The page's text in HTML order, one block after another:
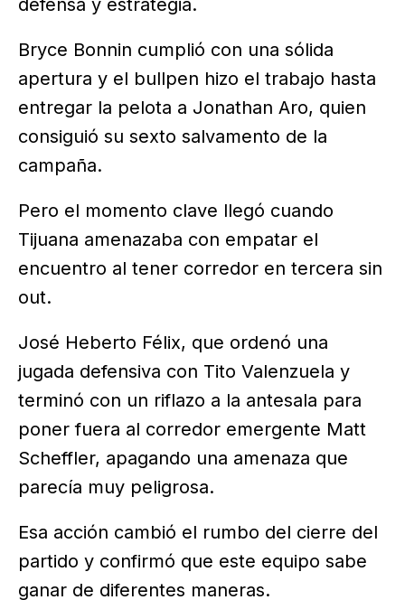
defensa y estrategia.
Bryce Bonnin cumplió con una sólida
apertura y el bullpen hizo el trabajo hasta
entregar la pelota a Jonathan Aro, quien
consiguió su sexto salvamento de la
campaña.
Pero el momento clave llegó cuando
Tijuana amenazaba con empatar el
encuentro al tener corredor en tercera sin
out.
José Heberto Félix, que ordenó una
jugada defensiva con Tito Valenzuela y
terminó con un riflazo a la antesala para
poner fuera al corredor emergente Matt
Scheffler, apagando una amenaza que
parecía muy peligrosa.
Esa acción cambió el rumbo del cierre del
partido y confirmó que este equipo sabe
ganar de diferentes maneras.